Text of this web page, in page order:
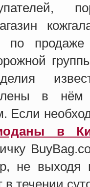
по продаже
в нём
Если
в
не выходя
течении